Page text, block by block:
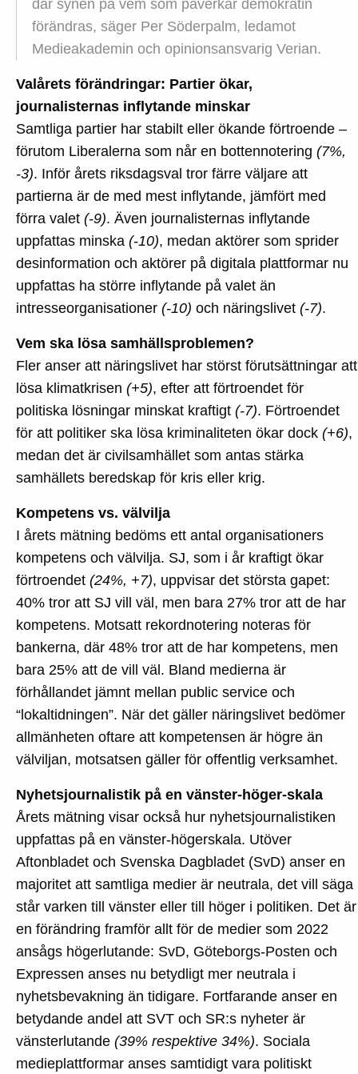
där synen på vem som påverkar demokratin
förändras, säger Per Söderpalm, ledamot
Medieakademin och opinionsansvarig Verian.
Valårets förändringar: Partier ökar,
journalisternas inflytande minskar
Samtliga partier har stabilt eller ökande förtroende –
förutom Liberalerna som når en bottennotering (7%,
-3). Inför årets riksdagsval tror färre väljare att
partierna är de med mest inflytande, jämfört med
förra valet (-9). Även journalisternas inflytande
uppfattas minska (-10), medan aktörer som sprider
desinformation och aktörer på digitala plattformar nu
uppfattas ha större inflytande på valet än
intresseorganisationer (-10) och näringslivet (-7).
Vem ska lösa samhällsproblemen?
Fler anser att näringslivet har störst förutsättningar att
lösa klimatkrisen (+5), efter att förtroendet för
politiska lösningar minskat kraftigt (-7). Förtroendet
för att politiker ska lösa kriminaliteten ökar dock (+6),
medan det är civilsamhället som antas stärka
samhällets beredskap för kris eller krig.
Kompetens vs. välvilja
I årets mätning bedöms ett antal organisationers
kompetens och välvilja. SJ, som i år kraftigt ökar
förtroendet (24%, +7), uppvisar det största gapet:
40% tror att SJ vill väl, men bara 27% tror att de har
kompetens. Motsatt rekordnotering noteras för
bankerna, där 48% tror att de har kompetens, men
bara 25% att de vill väl. Bland medierna är
förhållandet jämnt mellan public service och
“lokaltidningen”. När det gäller näringslivet bedömer
allmänheten oftare att kompetensen är högre än
välviljan, motsatsen gäller för offentlig verksamhet.
Nyhetsjournalistik på en vänster-höger-skala
Årets mätning visar också hur nyhetsjournalistiken
uppfattas på en vänster-högerskala. Utöver
Aftonbladet och Svenska Dagbladet (SvD) anser en
majoritet att samtliga medier är neutrala, det vill säga
står varken till vänster eller till höger i politiken. Det är
en förändring framför allt för de medier som 2022
ansågs högerlutande: SvD, Göteborgs-Posten och
Expressen anses nu betydligt mer neutrala i
nyhetsbevakning än tidigare. Fortfarande anser en
betydande andel att SVT och SR:s nyheter är
vänsterlutande (39% respektive 34%). Sociala
medieplattformar anses samtidigt vara politiskt